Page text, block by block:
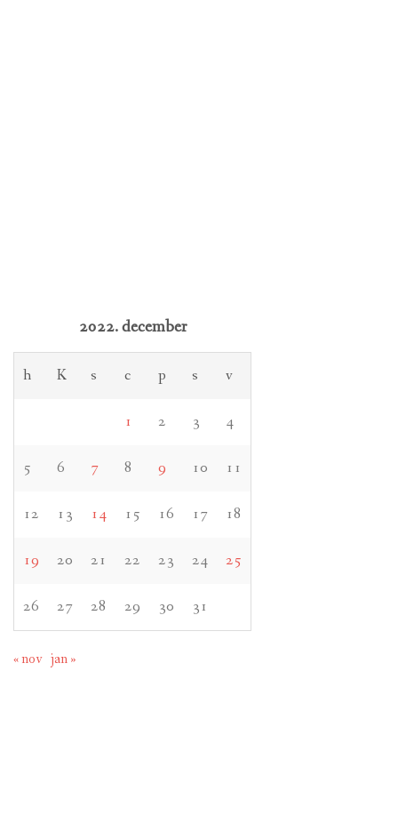
2022. december
h K s c p s v
1 2 3 4
5 6 7 8 9 10 11
12 13 14 15 16 17 18
19 20 21 22 23 24 25
26 27 28 29 30 31
« nov jan »